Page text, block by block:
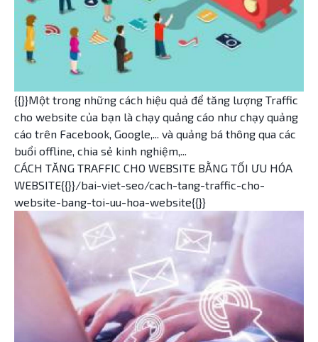
{{}}Một trong những cách hiệu quả để tăng lượng Traffic
cho website của bạn là chạy quảng cáo như chạy quảng
cáo trên Facebook, Google,... và quảng bá thông qua các
buổi offline, chia sẻ kinh nghiệm,...
CÁCH TĂNG TRAFFIC CHO WEBSITE BẰNG TỐI ƯU HÓA
WEBSITE{{}}/bai-viet-seo/cach-tang-traffic-cho-
website-bang-toi-uu-hoa-website{{}}